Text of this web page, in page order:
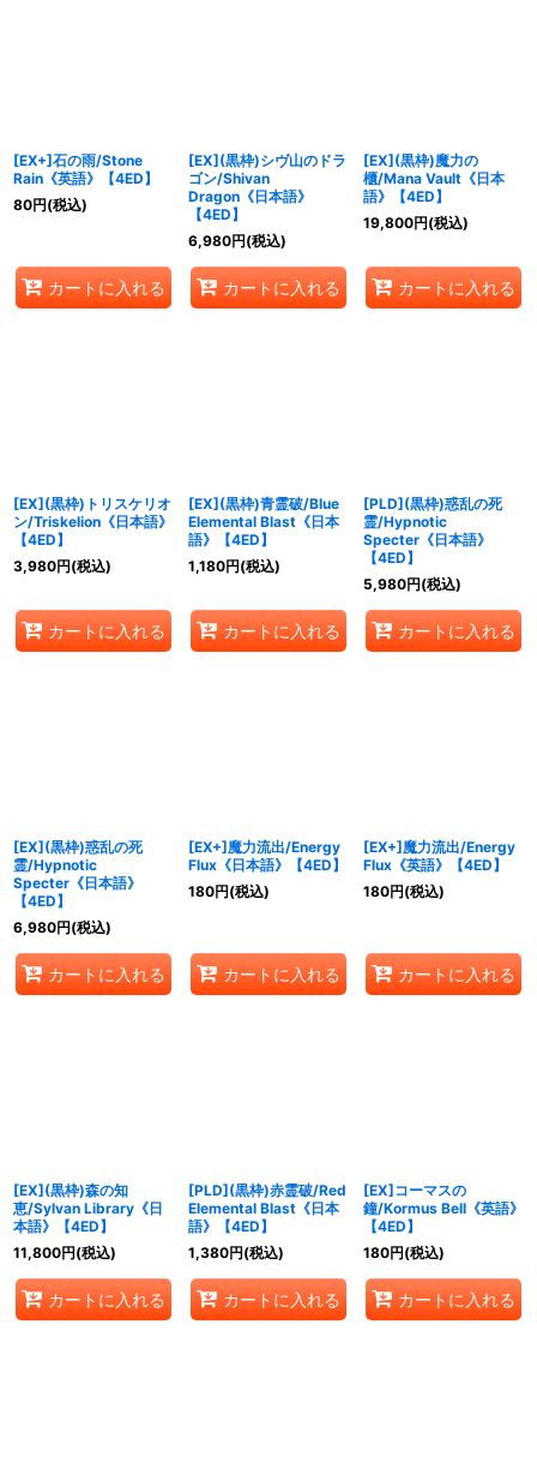
[EX+]石の雨/Stone
Rain《英語》【4ED】
80円(税込)
カートに入れる
[EX](黒枠)シヴ山のドラ
ゴン/Shivan
Dragon《日本語》
【4ED】
6,980円(税込)
カートに入れる
[EX](黒枠)魔力の
櫃/Mana Vault《日本
語》【4ED】
19,800円(税込)
カートに入れる
[EX](黒枠)トリスケリオ
ン/Triskelion《日本語》
【4ED】
3,980円(税込)
カートに入れる
[EX](黒枠)青霊破/Blue
Elemental Blast《日本
語》【4ED】
1,180円(税込)
カートに入れる
[PLD](黒枠)惑乱の死
霊/Hypnotic
Specter《日本語》
【4ED】
5,980円(税込)
カートに入れる
[EX](黒枠)惑乱の死
霊/Hypnotic
Specter《日本語》
【4ED】
6,980円(税込)
カートに入れる
[EX+]魔力流出/Energy
Flux《日本語》【4ED】
180円(税込)
カートに入れる
[EX+]魔力流出/Energy
Flux《英語》【4ED】
180円(税込)
カートに入れる
[EX](黒枠)森の知
恵/Sylvan Library《日
本語》【4ED】
11,800円(税込)
カートに入れる
[PLD](黒枠)赤霊破/Red
Elemental Blast《日本
語》【4ED】
1,380円(税込)
カートに入れる
[EX]コーマスの
鐘/Kormus Bell《英語》
【4ED】
180円(税込)
カートに入れる